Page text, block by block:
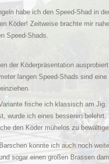
habe ich den Speed-Shad in
Köder! Zeitweise brachte mir
Speed-Shads.
der Köderpräsentation
langen Speed-Shads sind
fische ich klassisch am
wurde ich eines besseren
den Köder mühelos zu
konnte ich auch noch
sogar einen großen Brassen